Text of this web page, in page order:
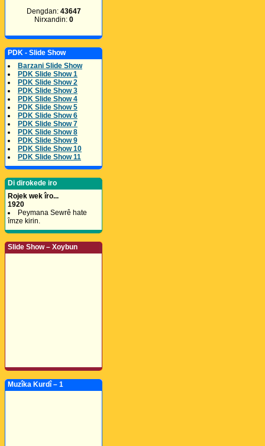
Dengdan: 43647
Nirxandin: 0
PDK - Slide Show
Barzani Slide Show
PDK Slide Show 1
PDK Slide Show 2
PDK Slide Show 3
PDK Slide Show 4
PDK Slide Show 5
PDK Slide Show 6
PDK Slide Show 7
PDK Slide Show 8
PDK Slide Show 9
PDK Slide Show 10
PDK Slide Show 11
Di dirokede iro
Rojek wek îro...
1920
Peymana Sewrê hate
îmze kirin.
Slide Show – Xoybun
Muzîka Kurdî – 1